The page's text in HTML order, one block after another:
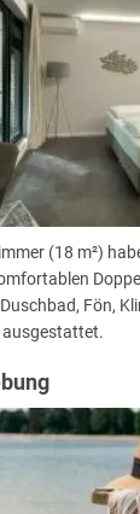
(18 m²)
Fön,
ausgestattet.